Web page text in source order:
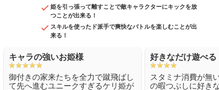
姫を引っ張って離すことで敵キャラクターにキックを放
つことが出来る！
スキルを使ったド派手で爽快なバトルを楽しむことが出
来る！
キャラの強いお姫様
御付きの家来たちを全力で蹴飛ばし
て先へ進むユニークすぎるケリ姫が
好きなだけ遊べる
スタミナ消費が無
の暇つぶしに好き